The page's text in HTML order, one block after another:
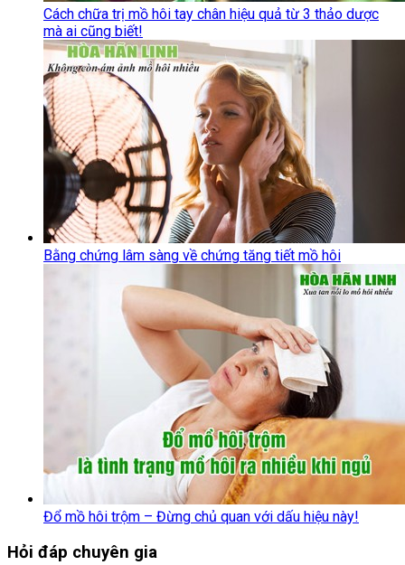
Cách chữa trị mồ hôi tay chân hiệu quả từ 3 thảo dược
mà ai cũng biết!
Bằng chứng lâm sàng về chứng tăng tiết mồ hôi
Đổ mồ hôi trộm – Đừng chủ quan với dấu hiệu này!
Hỏi đáp chuyên gia